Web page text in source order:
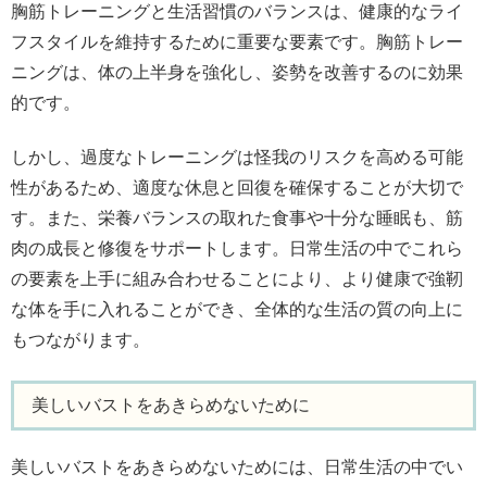
胸筋トレーニングと生活習慣のバランスは、健康的なライ
フスタイルを維持するために重要な要素です。胸筋トレー
ニングは、体の上半身を強化し、姿勢を改善するのに効果
的です。
しかし、過度なトレーニングは怪我のリスクを高める可能
性があるため、適度な休息と回復を確保することが大切で
す。また、栄養バランスの取れた食事や十分な睡眠も、筋
肉の成長と修復をサポートします。日常生活の中でこれら
の要素を上手に組み合わせることにより、より健康で強靭
な体を手に入れることができ、全体的な生活の質の向上に
もつながります。
美しいバストをあきらめないために
美しいバストをあきらめないためには、日常生活の中でい